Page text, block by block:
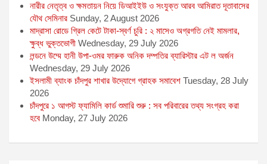
নারীর নেতৃত্ব ও ক্ষমতায়ন নিয়ে ডিআইইউ ও সংযুক্ত আরব আমিরাত দূতাবাসের
যৌথ সেমিনার Sunday, 2 August 2026
মাদ্রাসা রোডে গ্রিল কেটে টাকা-স্বর্ণ চুরি : ২ মাসেও অগ্রগতি নেই মামলার,
ক্ষুব্ধ ভুক্তভোগী Wednesday, 29 July 2026
লন্ডনে উম্মে হানী উপা-ওমর ফারুক অনিক দম্পতির ব্যারিস্টার এট ল অর্জন
Wednesday, 29 July 2026
ইসলামী ব্যাংক চাঁদপুর শাখার উদ্যোগে গ্রাহক সমাবেশ Tuesday, 28 July
2026
চাঁদপুরে ১ আগস্ট ফ্যামিলি কার্ড শুমারি শুরু : সব পরিবারের তথ্য সংগ্রহ করা
হবে Monday, 27 July 2026